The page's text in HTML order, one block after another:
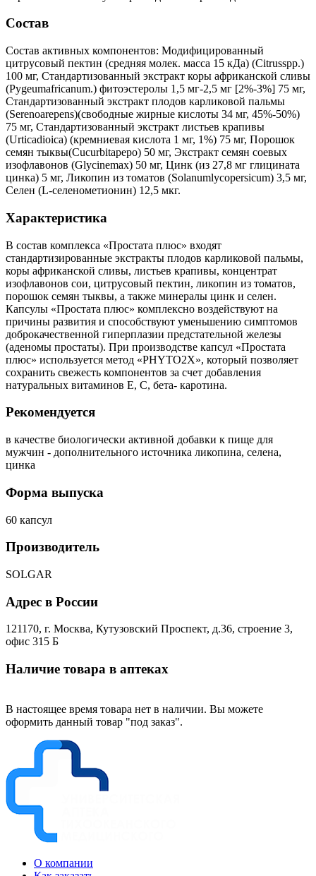
Состав
Состав активных компонентов: Модифицированный
цитрусовый пектин (средняя молек. масса 15 кДа) (Citrusspp.)
100 мг, Стандартизованный экстракт коры африканской сливы
(Pygeumafricanum.) фитоэстеролы 1,5 мг-2,5 мг [2%-3%] 75 мг,
Стандартизованный экстракт плодов карликовой пальмы
(Serenoarepens)(свободные жирные кислоты 34 мг, 45%-50%)
75 мг, Стандартизованный экстракт листьев крапивы
(Urticadioica) (кремниевая кислота 1 мг, 1%) 75 мг, Порошок
семян тыквы(Cucurbitapepo) 50 мг, Экстракт семян соевых
изофлавонов (Glycinemax) 50 мг, Цинк (из 27,8 мг глицината
цинка) 5 мг, Ликопин из томатов (Solanumlycopersicum) 3,5 мг,
Селен (L-селенометионин) 12,5 мкг.
Характеристика
В состав комплекса «Простата плюс» входят
стандартизированные экстракты плодов карликовой пальмы,
коры африканской сливы, листьев крапивы, концентрат
изофлавонов сои, цитрусовый пектин, ликопин из томатов,
порошок семян тыквы, а также минералы цинк и селен.
Капсулы «Простата плюс» комплексно воздействуют на
причины развития и способствуют уменьшению симптомов
доброкачественной гиперплазии предстательной железы
(аденомы простаты). При производстве капсул «Простата
плюс» используется метод «PHYTO2X», который позволяет
сохранить свежесть компонентов за счет добавления
натуральных витаминов Е, С, бета- каротина.
Рекомендуется
в качестве биологически активной добавки к пище для
мужчин - дополнительного источника ликопина, селена,
цинка
Форма выпуска
60 капсул
Производитель
SOLGAR
Адрес в России
121170, г. Москва, Кутузовский Проспект, д.36, строение 3,
офис 315 Б
Наличие товара в аптеках
В настоящее время товара нет в наличии. Вы можете
оформить данный товар "под заказ".
О компании